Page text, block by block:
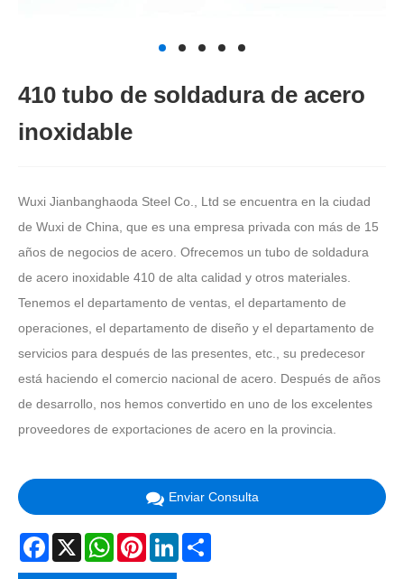
410 tubo de soldadura de acero
inoxidable
Wuxi Jianbanghaoda Steel Co., Ltd se encuentra en la ciudad
de Wuxi de China, que es una empresa privada con más de 15
años de negocios de acero. Ofrecemos un tubo de soldadura
de acero inoxidable 410 de alta calidad y otros materiales.
Tenemos el departamento de ventas, el departamento de
operaciones, el departamento de diseño y el departamento de
servicios para después de las presentes, etc., su predecesor
está haciendo el comercio nacional de acero. Después de años
de desarrollo, nos hemos convertido en uno de los excelentes
proveedores de exportaciones de acero en la provincia.
Enviar Consulta
Facebook
X WhatsAppPinterestLinkedIn